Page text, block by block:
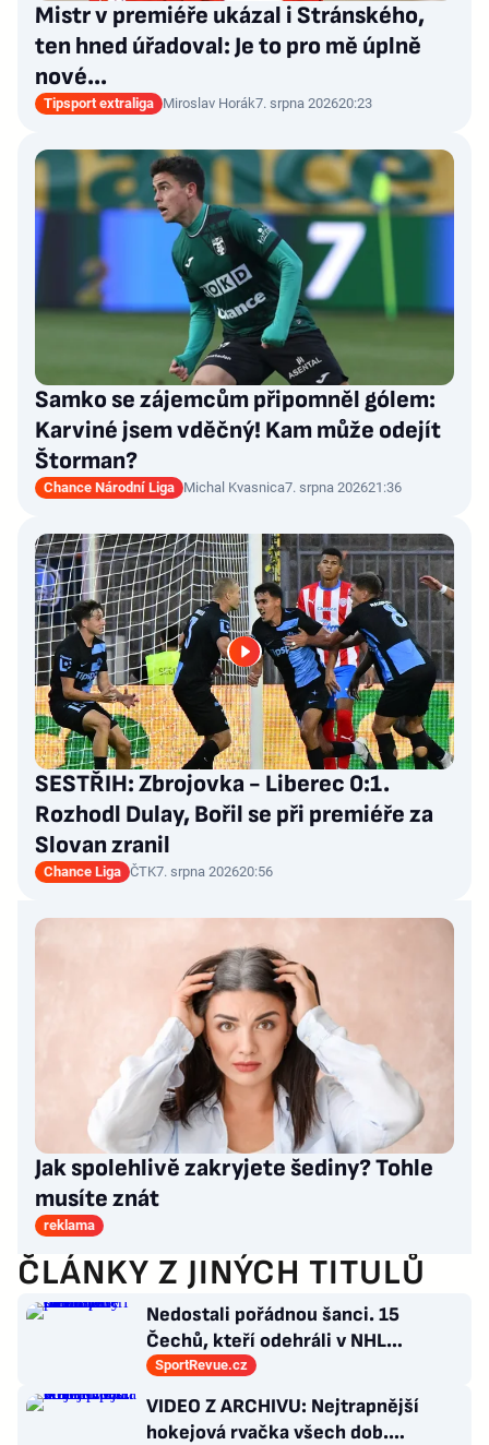
Mistr v premiéře ukázal i Stránského,
ten hned úřadoval: Je to pro mě úplně
nové…
Tipsport extraliga Miroslav Horák7. srpna 202620:23
Samko se zájemcům připomněl gólem:
Karviné jsem vděčný! Kam může odejít
Štorman?
Chance Národní Liga Michal Kvasnica7. srpna 202621:36
SESTŘIH: Zbrojovka - Liberec 0:1.
Rozhodl Dulay, Bořil se při premiéře za
Slovan zranil
Chance Liga ČTK7. srpna 202620:56
Jak spolehlivě zakryjete šediny? Tohle
musíte znát
reklama
ČLÁNKY Z JINÝCH TITULŮ
Nedostali pořádnou šanci. 15
Čechů, kteří odehráli v NHL
maximálně dva zápasy
SportRevue.cz
VIDEO Z ARCHIVU: Nejtrapnější
hokejová rvačka všech dob.